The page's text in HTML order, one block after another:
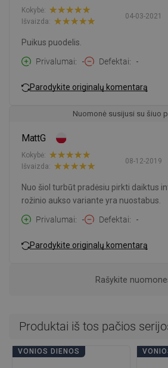
04-03-2021
Kokybė:
Išvaizda:
Puikus puodelis.
Privalumai
- Defektai -
Parodykite originalų komentarą
Nuomonė susijusi su šiuo
MattG
08-12-2019
Kokybė:
Išvaizda:
Nuo šiol turbūt pradėsiu pirkti daiktus
rožinio aukso variante yra nuostabus.
Privalumai
- Defektai -
Parodykite originalų komentarą
Rašykite
Produktai iš tos pačios
VONIOS DIENOS